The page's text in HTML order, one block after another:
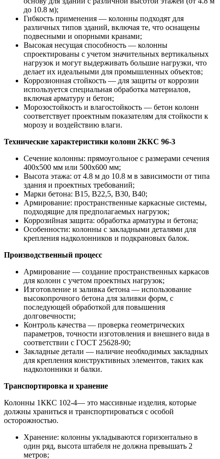
до 10.8 м);
Гибкость применения — колонны подходят для
различных типов зданий, включая те, что оснащены
подвесными и опорными кранами;
Высокая несущая способность — колонны
спроектированы с учетом значительных вертикальных
нагрузок и могут выдерживать большие нагрузки, что
делает их идеальными для промышленных объектов;
Коррозионная стойкость — для защиты от коррозии
используется специальная обработка материалов,
включая арматуру и бетон;
Морозостойкость и влагостойкость — бетон колонн
соответствует проектным показателям для стойкости к
морозу и воздействию влаги.
Технические характеристики колонн 2ККС 96-3
Сечение колонны: прямоугольное с размерами сечения
400х500 мм или 500х600 мм;
Высота этажа: от 4.8 м до 10.8 м в зависимости от типа
здания и проектных требований;
Марки бетона: В15, В22,5, В30, В40;
Армирование: пространственные каркасные системы,
подходящие для предполагаемых нагрузок;
Коррозийная защита: обработка арматуры и бетона;
Особенности: колонны с закладными деталями для
крепления надколонников и подкрановых балок.
Производственный процесс
Армирование — создание пространственных каркасов
для колонн с учетом проектных нагрузок;
Изготовление и заливка бетона — использование
высокопрочного бетона для заливки форм, с
последующей обработкой для повышения
долговечности;
Контроль качества — проверка геометрических
параметров, точности изготовления и внешнего вида в
соответствии с ГОСТ 25628-90;
Закладные детали — наличие необходимых закладных
для крепления конструктивных элементов, таких как
надколонники и балки.
Транспортировка и хранение
Колонны 1ККС 102-4— это массивные изделия, которые
должны храниться и транспортироваться с особой
осторожностью.
Хранение: колонны укладываются горизонтально в
один ряд, высота штабеля не должна превышать 2
метров;